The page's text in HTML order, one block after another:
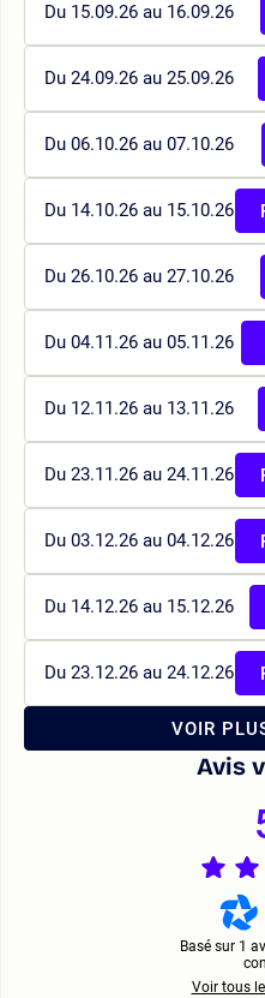
Du 15.09.26 au 16.09.26
Du 24.09.26 au 25.09.26
Du 06.10.26 au 07.10.26
Du 14.10.26 au 15.10.26
Du 26.10.26 au 27.10.26
Du 04.11.26 au 05.11.26
Du 12.11.26 au 13.11.26
Du 23.11.26 au 24.11.26
Du 03.12.26 au 04.12.26
Du 14.12.26 au 15.12.26
Du 23.12.26 au 24.12.26
VOIR
Avis
Basé sur 1
Voir tous